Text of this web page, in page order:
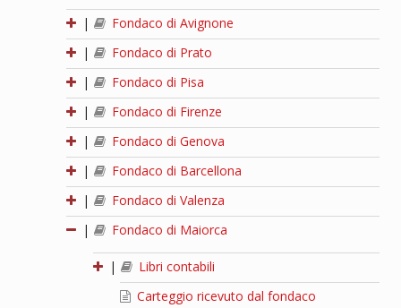
|
Fondaco di Avignone
|
Fondaco di Prato
|
Fondaco di Pisa
|
Fondaco di Firenze
|
Fondaco di Genova
|
Fondaco di Barcellona
|
Fondaco di Valenza
|
Fondaco di Maiorca
|
Libri contabili
Carteggio ricevuto dal fondaco